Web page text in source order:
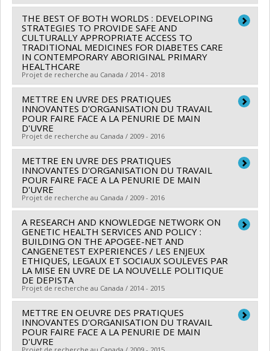
Sources de financement :CRSH/Conseil de recherches
en sciences humaines du Canada
Programmes de subvention : PVXXXXXX-FGR –
Subvention de recherche institutionnelle
Chercheur principal : Howard Chertkow
Co-chercheurs : Guylaine Ferland,Jean-Pierre Gagné
Pierrette Gaudreau,Hélène Kergoat,Sylvie Belleville
,Julien Doyon, Marie-Jeanne Kergoat ,Bryna
Shatenstein,Hélène Girouard,Anne Bourbonnais
Nicole Caza,Richard Hoge ,Janusz Kaczorowski
Marie Andrée Bruneau,Oury Monchi ,Roxane Borgès
Da Silva,Lise Lamothe, Fadi Massoud,Alain Robillard
,Yves Robitaille,Ovidiu Lungu ,Michel Panisset
Bellec
Sources de financement :IRSC/Instituts de recherche
en santé du Canada
THE BEST OF BOTH WORLDS : DEVELOPING
STRATEGIES TO PROVIDE SAFE AND
CULTURALLY APPROPRIATE ACCESS TO
TRADITIONAL MEDICINES FOR DIABETES CARE
IN CONTEMPORARY ABORIGINAL PRIMARY
HEALTHCARE
Projet de recherche au Canada / 2014 - 2018
Chercheur principal : Pierre Haddad
Co-chercheurs : Lise Lamothe,Alain Cuerrier,
Harris,
Chagnon
Sources de financement :IRSC/Instituts de recherche
en santé du Canada
Programmes de subvention :
Subvention de fonctionnement incluant les
subventions de fonctionnement programmatiques
(général)
METTRE EN UVRE DES PRATIQUES
INNOVANTES D'ORGANISATION DU TRAVAIL
POUR FAIRE FACE A LA PENURIE DE MAIN
D'UVRE
Projet de recherche au Canada / 2009 - 2016
Chercheur principal : Carl Ardy Dubois
Co-chercheurs : Lise Lamothe,Luce Beauregard
Patrick Dube
Frédéric Gilbert,Odette Bolduc,Daniele Francoeur,
Alex Battaglini,Daniel Corbeil,Jean-Luc Bedard,
Jean-
Philippe Ferland
Sources de financement :CSSS de Bordeaux-
Cartierville-Saint-Laurent
Programmes de subvention :
METTRE EN UVRE DES PRATIQUES
INNOVANTES D'ORGANISATION DU TRAVAIL
POUR FAIRE FACE A LA PENURIE DE MAIN
D'UVRE
Projet de recherche au Canada / 2009 - 2016
Chercheur principal : Carl Ardy Dubois
Co-chercheurs : Lise Lamothe,Luce Beauregard
Patrick Dube,André Giroux,Kathleen Bentein
Frédéric Gilbert,Odette Bolduc,Daniele Francoeur
Alex Battaglini , Daniel Corbeil ,Jean-Luc Bedard
Philippe Ferland
Sources de financement :CSSS Cavendish/Centre de
santé et de services sociaux Cavendish
Programmes de subvention :
A RESEARCH AND KNOWLEDGE NETWORK ON
GENETIC HEALTH SERVICES AND POLICY :
BUILDING ON THE APOGEE-NET AND
CANGENETEST EXPERIENCES / LES ENJEUX
ETHIQUES, LEGAUX ET SOCIAUX SOULEVES PAR
LA MISE EN UVRE DE LA NOUVELLE POLITIQUE
DE DEPISTA
Projet de recherche au Canada / 2014 - 2015
Chercheur principal : François Rousseau
Co-chercheurs : Lise Lamothe
Sources de financement :
METTRE EN OEUVRE DES PRATIQUES
INNOVANTES D'ORGANISATION DU TRAVAIL
POUR FAIRE FACE A LA PENURIE DE MAIN
D'UVRE